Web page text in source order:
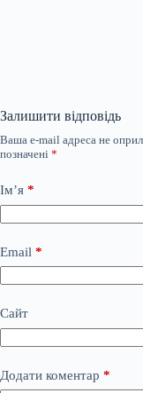
Залишити відповідь
Ваша e-mail адреса не
позначені *
Ім’я *
Email *
Сайт
Додати коментар *